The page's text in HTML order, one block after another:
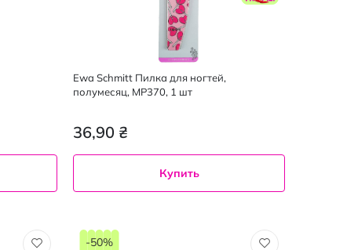
Ewa Schmitt Пилка для ногтей,
полумесяц, МР370, 1 шт
36,90 ₴
Купить
-50%